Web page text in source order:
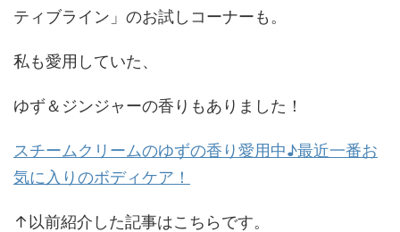
ティブライン」のお試しコーナーも。
私も愛用していた、
ゆず＆ジンジャーの香りもありました！
スチームクリームのゆずの香り愛用中♪最近一番お
気に入りのボディケア！
↑以前紹介した記事はこちらです。